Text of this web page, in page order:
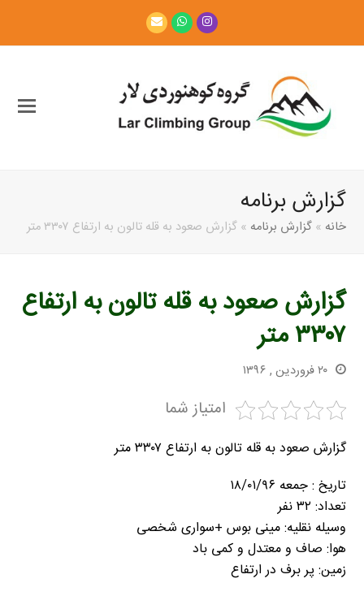
Instagram
Whatsapp
Email
گزارش برنامه
خانه »گزارش برنامه »گزارش صعود به قله تالون به ارتفاع ۳۳۰۷ متر
گزارش صعود به قله تالون به ارتفاع
۳۳۰۷ متر
۲۰ فروردین , ۱۳۹۶
امتیاز شما
گزارش صعود به قله تالون به ارتفاع ۳۳۰۷ متر
تاریخ : جمعه ۱۸/۰۱/۹۶
تعداد: ۳۲ نفر
وسیله نقلیه: مینی بوس +سواری شخصی
هوا: صاف و معتدل و کمی باد
زمین: پر برف در ارتفاع